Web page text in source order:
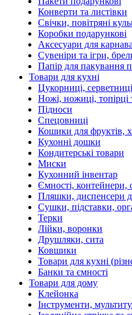
Конверти та листівки
Свічки, повітряні
Коробки подарункові
Аксесуари для
Сувеніри та ігри,
Папір для пакування
Товари для кухні
Цукорниці,
Ножі, ножиці, топірці
Підноси
Спецовниці
Кошики для фруктів,
Кухонні дошки
Кондитерські товари
Миски
Кухонний інвентар
Ємності, контейнери,
Пляшки, диспенсери
Сушки, підставки,
Терки
Лійки, воронки
Друшляки, сита
Ковшики
Товари для кухні
Банки та ємності
Товари для дому
Клейонка
Інструменти,